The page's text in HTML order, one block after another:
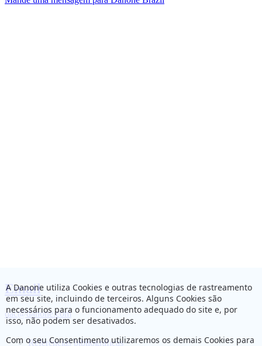
Email
dac@danone.com
Referências bibliográficas
A Danone utiliza Cookies e outras tecnologias de rastreamento
em seu site, incluindo de terceiros. Alguns Cookies são
necessários para o funcionamento adequado do site e, por
isso, não podem ser desativados.
Com o seu Consentimento utilizaremos os demais Cookies para